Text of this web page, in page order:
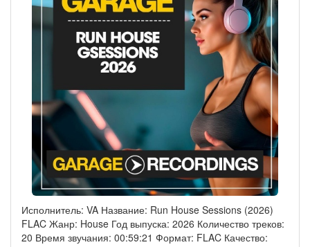
Исполнитель: VA Название: Run House Sessions (2026)
FLAC Жанр: House Год выпуска: 2026 Количество треков:
20 Время звучания: 00:59:21 Формат: FLAC Качество: